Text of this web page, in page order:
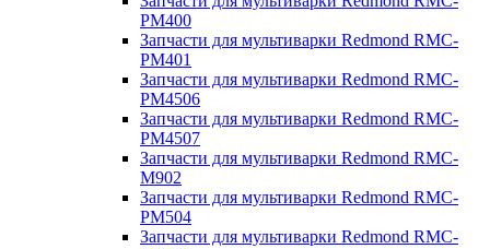
PM400
Запчасти для мультиварки Redmond RMC-
PM401
Запчасти для мультиварки Redmond RMC-
PM4506
Запчасти для мультиварки Redmond RMC-
PM4507
Запчасти для мультиварки Redmond RMC-
M902
Запчасти для мультиварки Redmond RMC-
PM504
Запчасти для мультиварки Redmond RMC-